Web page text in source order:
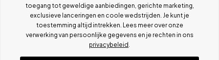
toegang tot geweldige aanbiedingen, gerichte marketing,
exclusieve lanceringen en coole wedstrijden. Je kunt je
toestemming altijd intrekken. Lees meer over onze
verwerking van persoonlijke gegevens en je rechten in ons
privacybeleid